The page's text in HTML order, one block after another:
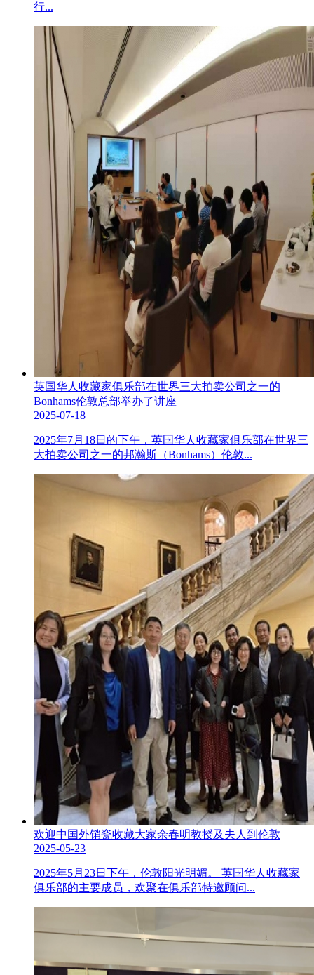
行...
英国华人收藏家俱乐部在世界三大拍卖公司之一的
Bonhams伦敦总部举办了讲座
2025-07-18
2025年7月18日的下午，英国华人收藏家俱乐部在世界三
大拍卖公司之一的邦瀚斯（Bonhams）伦敦...
欢迎中国外销瓷收藏大家余春明教授及夫人到伦敦
2025-05-23
2025年5月23日下午，伦敦阳光明媚。 英国华人收藏家
俱乐部的主要成员，欢聚在俱乐部特邀顾问...